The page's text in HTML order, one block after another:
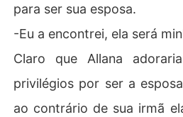
para ser sua esposa.
-Eu a encontrei, ela será
Claro que Allana
privilégios por ser a
ao contrário de sua irmã